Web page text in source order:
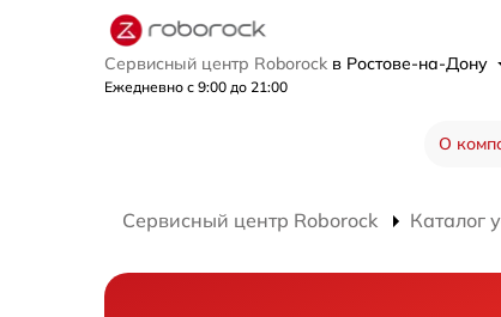
Сервисный центр Roborock в Ростове-на-Дону
Ежедневно с 9:00 до 21:00
О
Сервисный центр Roborock Каталог